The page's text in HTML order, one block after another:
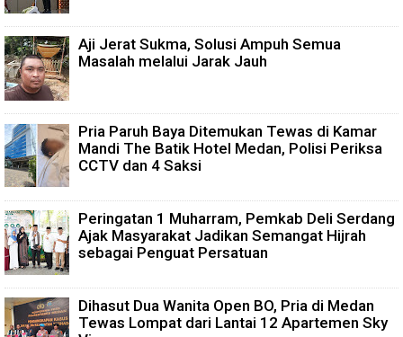
Aji Jerat Sukma, Solusi Ampuh Semua
Masalah melalui Jarak Jauh
Pria Paruh Baya Ditemukan Tewas di Kamar
Mandi The Batik Hotel Medan, Polisi Periksa
CCTV dan 4 Saksi
Peringatan 1 Muharram, Pemkab Deli Serdang
Ajak Masyarakat Jadikan Semangat Hijrah
sebagai Penguat Persatuan
Dihasut Dua Wanita Open BO, Pria di Medan
Tewas Lompat dari Lantai 12 Apartemen Sky